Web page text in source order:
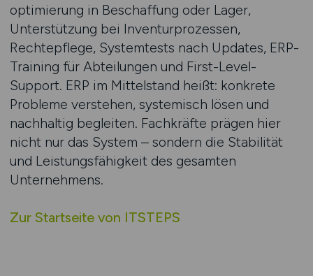
optimierung in Beschaffung oder Lager,
Unterstützung bei Inventurprozessen,
Rechtepflege, Systemtests nach Updates, ERP-
Training für Abteilungen und First-Level-
Support. ERP im Mittelstand heißt: konkrete
Probleme verstehen, systemisch lösen und
nachhaltig begleiten. Fachkräfte prägen hier
nicht nur das System – sondern die Stabilität
und Leistungsfähigkeit des gesamten
Unternehmens.
Zur Startseite von ITSTEPS